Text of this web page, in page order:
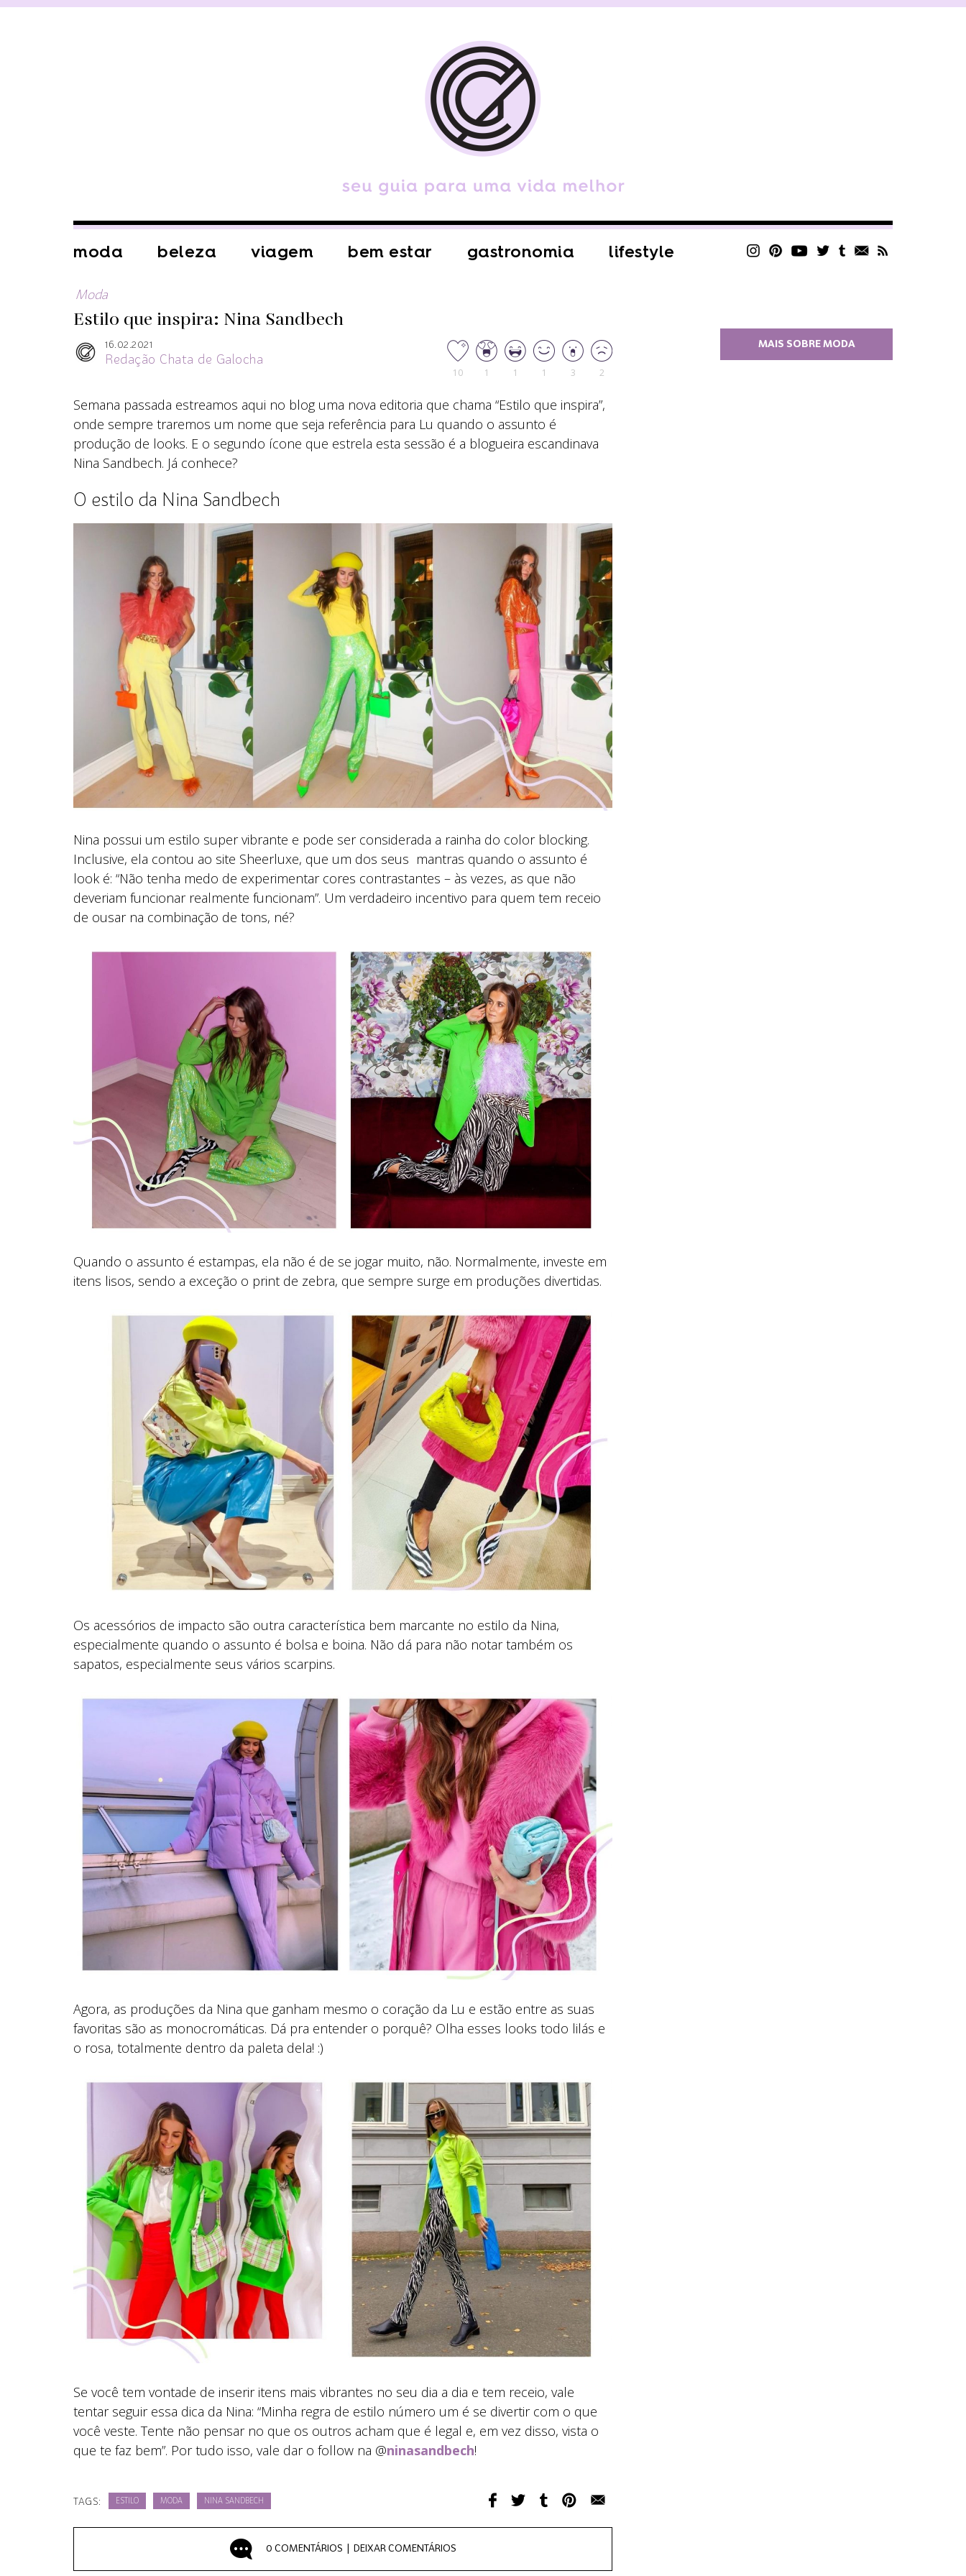
moda beleza viagem bem estar gastronomia lifestyle
Moda
Estilo que inspira: Nina Sandbech
16.02.2021
Redação Chata de Galocha
10 1 1 1 3 2
Semana passada estreamos aqui no blog uma nova editoria que chama “Estilo que inspira”,
onde sempre traremos um nome que seja referência para Lu quando o assunto é
produção de looks. E o segundo ícone que estrela esta sessão é a blogueira escandinava
Nina Sandbech. Já conhece?
O estilo da Nina Sandbech
Nina possui um estilo super vibrante e pode ser considerada a rainha do color blocking.
Inclusive, ela contou ao site Sheerluxe, que um dos seus mantras quando o assunto é
look é: “Não tenha medo de experimentar cores contrastantes – às vezes, as que não
deveriam funcionar realmente funcionam”. Um verdadeiro incentivo para quem tem receio
de ousar na combinação de tons, né?
Quando o assunto é estampas, ela não é de se jogar muito, não. Normalmente, investe em
itens lisos, sendo a exceção o print de zebra, que sempre surge em produções divertidas.
Os acessórios de impacto são outra característica bem marcante no estilo da Nina,
especialmente quando o assunto é bolsa e boina. Não dá para não notar também os
sapatos, especialmente seus vários scarpins.
Agora, as produções da Nina que ganham mesmo o coração da Lu e estão entre as suas
favoritas são as monocromáticas. Dá pra entender o porquê? Olha esses looks todo lilás e
o rosa, totalmente dentro da paleta dela! :)
Se você tem vontade de inserir itens mais vibrantes no seu dia a dia e tem receio, vale
tentar seguir essa dica da Nina: “Minha regra de estilo número um é se divertir com o que
você veste. Tente não pensar no que os outros acham que é legal e, em vez disso, vista o
que te faz bem”. Por tudo isso, vale dar o follow na @ninasandbech!
TAGS: ESTILO MODA NINA SANDBECH
0 COMENTÁRIOS | DEIXAR COMENTÁRIOS
MAIS SOBRE MODA